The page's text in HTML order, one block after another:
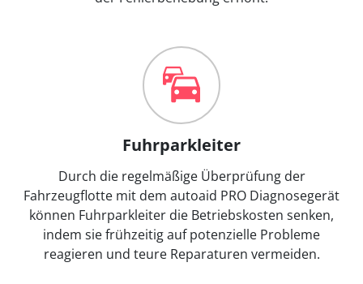
Fuhrparkleiter
Durch die regelmäßige Überprüfung der
Fahrzeugflotte mit dem autoaid PRO Diagnosegerät
können Fuhrparkleiter die Betriebskosten senken,
indem sie frühzeitig auf potenzielle Probleme
reagieren und teure Reparaturen vermeiden.